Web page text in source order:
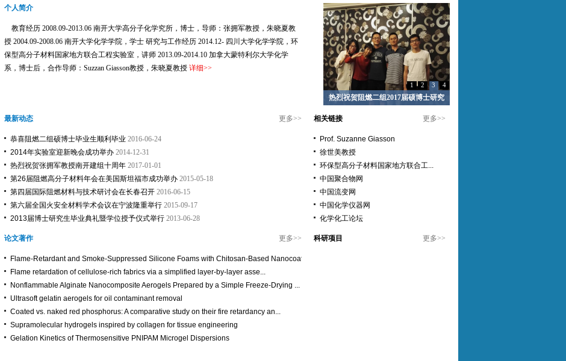
个人简介
教育经历 2008.09-2013.06 南开大学高分子化学究所，博士，导师：张拥军教授，朱晓夏教
授 2004.09-2008.06 南开大学化学学院，学士 研究与工作经历 2014.12- 四川大学化学学院，环
保型高分子材料国家地方联合工程实验室，讲师 2013.09-2014.10 加拿大蒙特利尔大学化学
系，博士后，合作导师：Suzzan Giasson教授，朱晓夏教授 详细>>
1 2 3 4
热烈祝贺阻燃二组2017届硕博士研究
更多>>
最新动态
恭喜阻燃二组硕博士毕业生顺利毕业 2016-06-24
2014年实验室迎新晚会成功举办 2014-12-31
热烈祝贺张拥军教授南开建组十周年 2017-01-01
第26届阻燃高分子材料年会在美国斯坦福市成功举办 2015-05-18
第四届国际阻燃材料与技术研讨会在长春召开 2016-06-15
第六届全国火安全材料学术会议在宁波隆重举行 2015-09-17
2013届博士研究生毕业典礼暨学位授予仪式举行 2013-06-28
更多>>
相关链接
Prof. Suzanne Giasson
徐世美教授
环保型高分子材料国家地方联合工...
中国聚合物网
中国流变网
中国化学仪器网
化学化工论坛
更多>>
论文著作
Flame-Retardant and Smoke-Suppressed Silicone Foams with Chitosan-Based Nanocoat...
Flame retardation of cellulose-rich fabrics via a simplified layer-by-layer asse...
Nonflammable Alginate Nanocomposite Aerogels Prepared by a Simple Freeze-Drying ...
Ultrasoft gelatin aerogels for oil contaminant removal
Coated vs. naked red phosphorus: A comparative study on their fire retardancy an...
Supramolecular hydrogels inspired by collagen for tissue engineering
Gelation Kinetics of Thermosensitive PNIPAM Microgel Dispersions
更多>>
科研项目